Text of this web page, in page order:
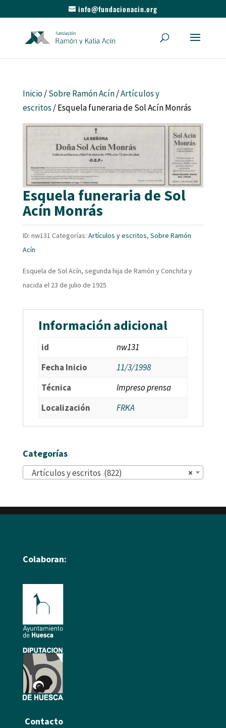
info@fundacionacin.org
Inicio/Sobre Ramón Acín/Artículos y
escritos / Esquela funeraria de Sol Acín Monrás
Esquela funeraria de Sol
Acín Monrás
ID: nw131 Categorías: Artículos y escritos, Sobre Ramón
Acín
Esquela de Sol Acín, segunda hija de Ramón y Conchita y
nacida el 23 de julio de 1925
Información adicional
id
nw131
Fecha Inicio
11/3/1998
Técnica
Impreso prensa
Localización
FRKA
Categorías
×
Artículos y escritos (822)
Colaboran:
Contacto